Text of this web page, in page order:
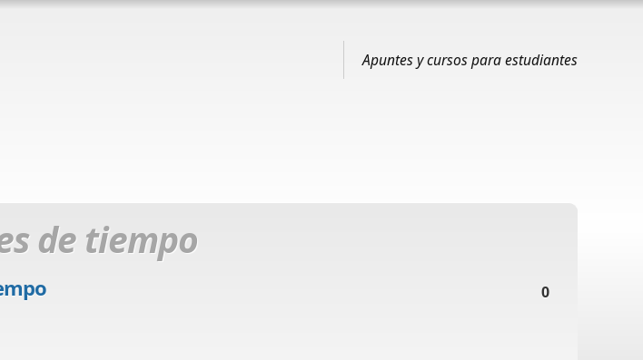
Apuntes y cursos para estudiantes
de tiempo
0